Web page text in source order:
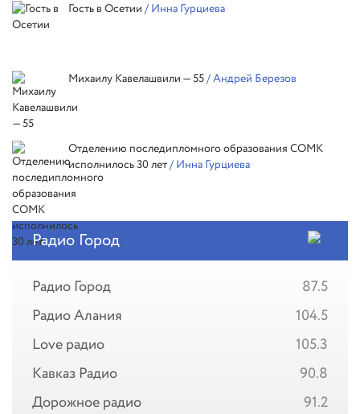
Гость в Осетии / Инна Гурциева
Михаилу Кавелашвили — 55/ Андрей Березов
Отделению последипломного образования СОМК
исполнилось 30 лет/ Инна Гурциева
Радио Город
Радио Город
87.5
Радио Алания
104.5
Love радио
105.3
Кавказ Радио
90.8
Дорожное радио
91.2